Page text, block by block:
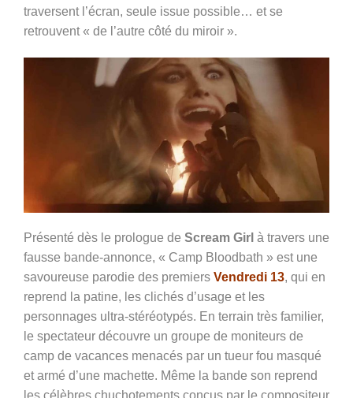
traversent l’écran, seule issue possible… et se
retrouvent « de l’autre côté du miroir ».
Présenté dès le prologue de Scream Girl à travers une
fausse bande-annonce, « Camp Bloodbath » est une
savoureuse parodie des premiers Vendredi 13, qui en
reprend la patine, les clichés d’usage et les
personnages ultra-stéréotypés. En terrain très familier,
le spectateur découvre un groupe de moniteurs de
camp de vacances menacés par un tueur fou masqué
et armé d’une machette. Même la bande son reprend